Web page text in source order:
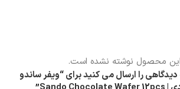
محصول نوشته نشده است.
را ارسال می کنید برای “ویفر ساندو